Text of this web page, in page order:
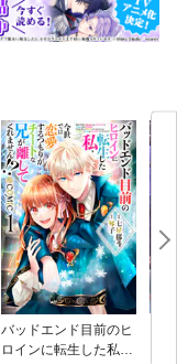
バッドエンド目前のヒ
ロインに転生した私、